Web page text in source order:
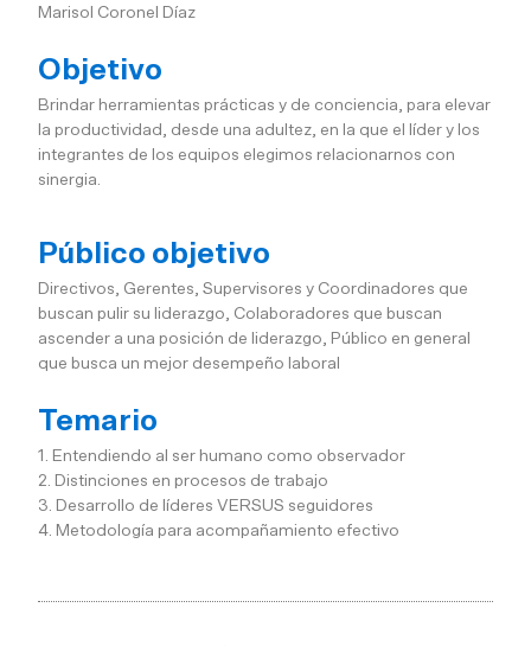
Marisol Coronel Díaz
Objetivo
Brindar herramientas prácticas y de conciencia, para elevar
la productividad, desde una adultez, en la que el líder y los
integrantes de los equipos elegimos relacionarnos con
sinergia.
Público objetivo
Directivos, Gerentes, Supervisores y Coordinadores que
buscan pulir su liderazgo, Colaboradores que buscan
ascender a una posición de liderazgo, Público en general
que busca un mejor desempeño laboral
Temario
1. Entendiendo al ser humano como observador
2. Distinciones en procesos de trabajo
3. Desarrollo de líderes VERSUS seguidores
4. Metodología para acompañamiento efectivo